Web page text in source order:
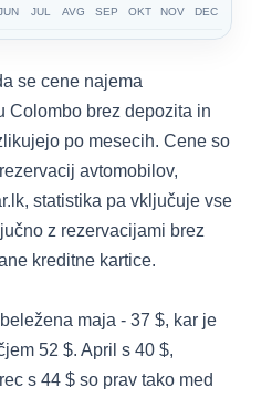
JUL AVG SEP OKT NOV DEC
se cene najema
Colombo brez depozita in
po mesecih. Cene so
avtomobilov,
statistika pa vključuje vse
z rezervacijami brez
kreditne kartice.
maja - 37 $, kar je
52 $. April s 40 $,
s 44 $ so prav tako med